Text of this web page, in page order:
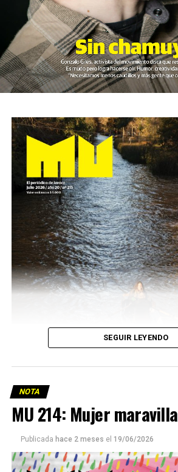
SEGUIR LEYENDO
NOTA
MU 214: Mujer maravilla
Publicada hace 2 meses el 19/06/2026